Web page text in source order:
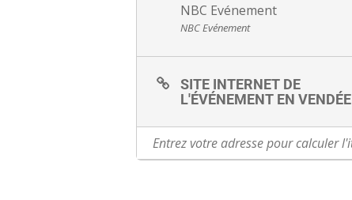
NBC Evénement
NBC Evénement
SITE INTERNET DE
L'ÉVÉNEMENT EN VENDÉE